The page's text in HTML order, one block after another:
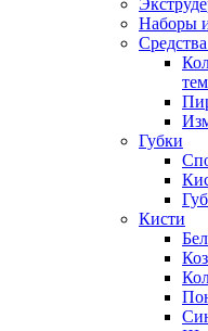
Наборы
Губки
Кисти